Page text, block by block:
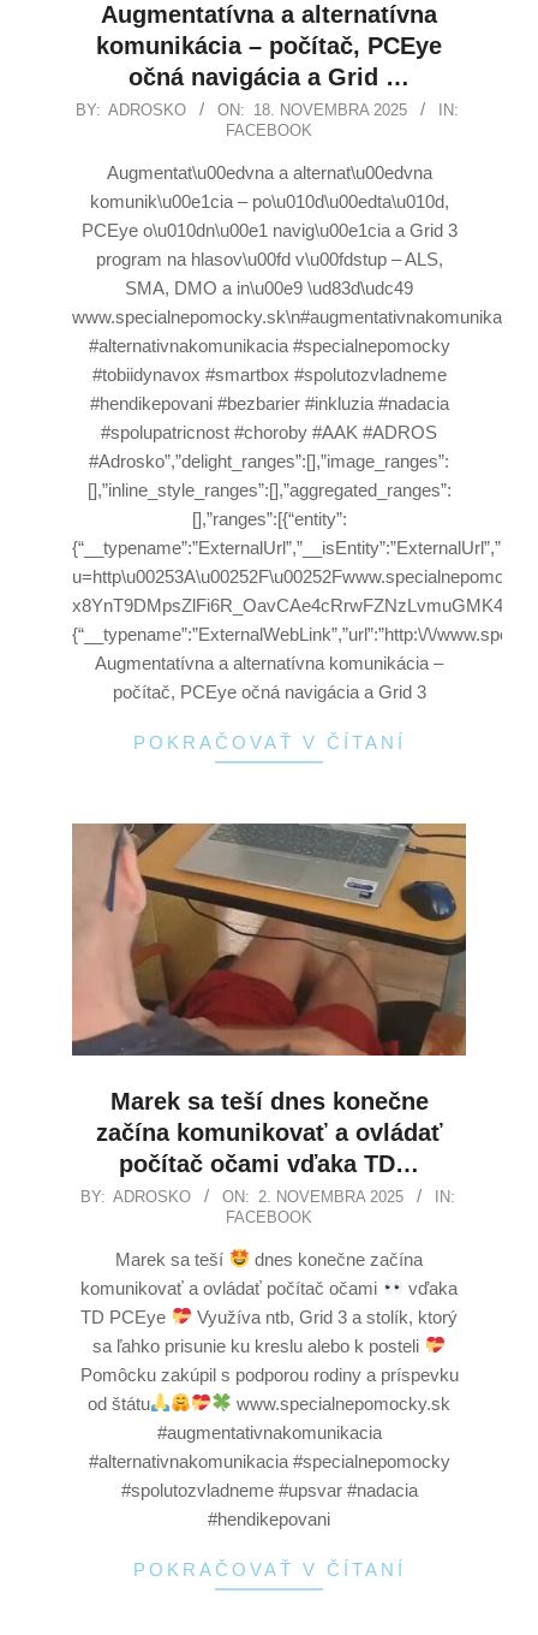
Augmentatívna a alternatívna
komunikácia – počítač, PCEye
očná navigácia a Grid …
BY: ADROSKO ON: 18. NOVEMBRA 2025
IN:
FACEBOOK
Augmentat\u00edvna a alternat\u00edvna
komunik\u00e1cia – po\u010d\u00edta\u010d,
PCEye o\u010dn\u00e1 navig\u00e1cia a Grid 3
program na hlasov\u00fd v\u00fdstup – ALS,
SMA, DMO a in\u00e9 \ud83d\udc49
www.specialnepomocky.sk\n#augmentativnakomunikacia
#alternativnakomunikacia #specialnepomocky
#tobiidynavox #smartbox #spolutozvladneme
#hendikepovani #bezbarier #inkluzia #nadacia
#spolupatricnost #choroby #AAK #ADROS
#Adrosko”,”delight_ranges”:[],”image_ranges”:
[],”inline_style_ranges”:[],”aggregated_ranges”:
[],”ranges”:[{“entity”:
{“__typename”:”ExternalWebLink”,”url”:”http:\/\/
Augmentatívna a alternatívna komunikácia –
počítač, PCEye očná navigácia a Grid 3
POKRAČOVAŤ V ČÍTANÍ
Marek sa teší dnes konečne
začína komunikovať a ovládať
počítač očami vďaka TD…
BY: ADROSKO ON: 2. NOVEMBRA 2025
IN:
FACEBOOK
Marek sa teší
dnes konečne začína
komunikovať a ovládať počítač očami
vďaka
TD PCEye
Využíva ntb, Grid 3 a stolík, ktorý
sa ľahko prisunie ku kreslu alebo k posteli
Pomôcku zakúpil s podporou rodiny a príspevku
od štátu
www.specialnepomocky.sk
#augmentativnakomunikacia
#alternativnakomunikacia #specialnepomocky
#spolutozvladneme #upsvar #nadacia
#hendikepovani
POKRAČOVAŤ V ČÍTANÍ